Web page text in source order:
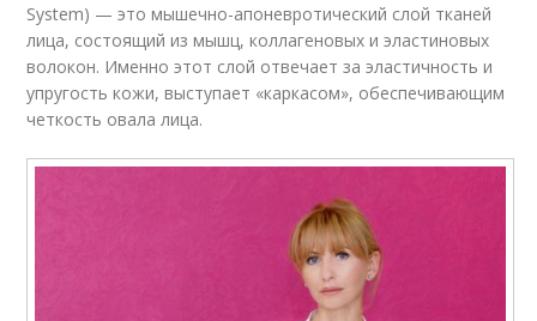
System) — это мышечно-апоневротический слой тканей
лица, состоящий из мышц, коллагеновых и эластиновых
волокон. Именно этот слой отвечает за эластичность и
упругость кожи, выступает «каркасом», обеспечивающим
четкость овала лица.